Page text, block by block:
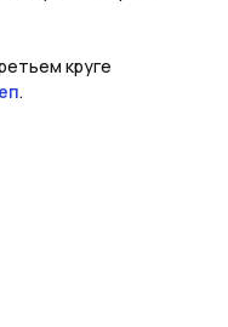
круге
.